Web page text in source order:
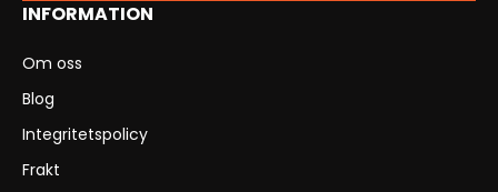
INFORMATION
Om oss
Blog
Integritetspolicy
Frakt